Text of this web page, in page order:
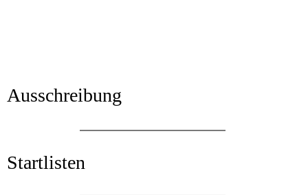
Ausschreibung
Startlisten